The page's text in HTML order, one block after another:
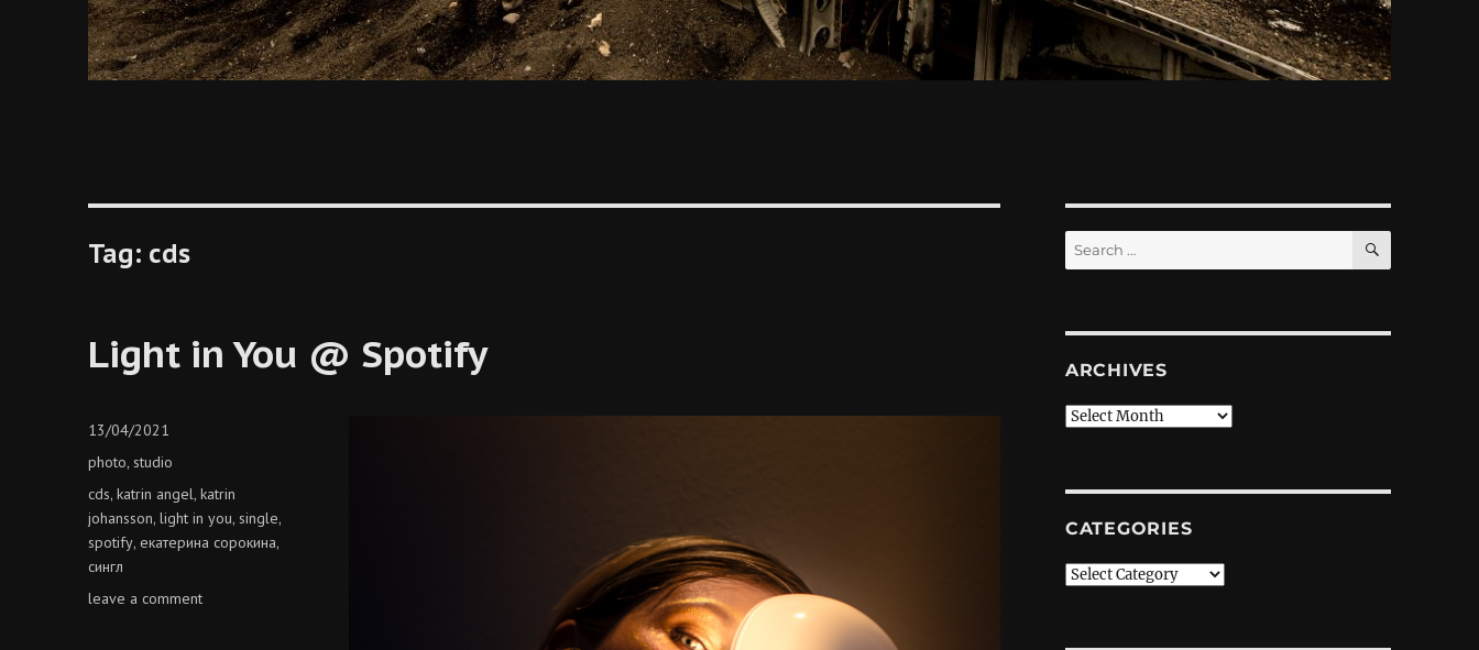
Tag: cds
Light in You @ Spotify
Posted
13/04/2021
Categories
photo, studio
Tags
cds,katrin angel,katrin
johansson,light in you, single,
spotify,екатерина сорокина,
сингл
leave a commenton
Search
for:
SEARCH
ARCHIVES
Archives
CATEGORIES
Categories